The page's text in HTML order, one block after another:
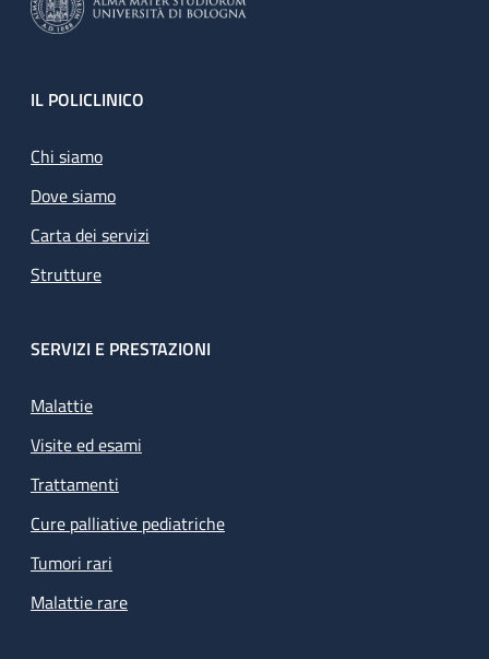
Footer
IL POLICLINICO
Chi siamo
Dove siamo
Carta dei servizi
Strutture
SERVIZI E PRESTAZIONI
Malattie
Visite ed esami
Trattamenti
Cure palliative pediatriche
Tumori rari
Malattie rare